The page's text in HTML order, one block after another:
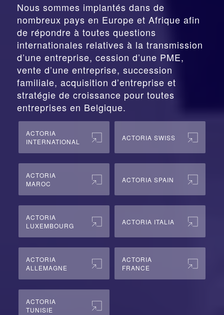
Nous sommes implantés dans de
nombreux pays en Europe et Afrique afin
de répondre à toutes questions
internationales relatives à la transmission
d’une entreprise, cession d’une PME,
vente d’une entreprise, succession
familiale, acquisition d’entreprise et
stratégie de croissance pour toutes
entreprises en Belgique.
ACTORIA
INTERNATIONAL
ACTORIA SWISS
ACTORIA
MAROC
ACTORIA SPAIN
ACTORIA
LUXEMBOURG
ACTORIA ITALIA
ACTORIA
ALLEMAGNE
ACTORIA
FRANCE
ACTORIA
TUNISIE